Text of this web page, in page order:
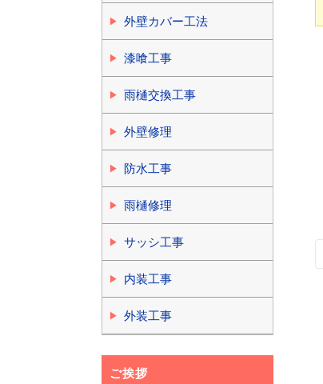
外壁カバー工法
漆喰工事
雨樋交換工事
外壁修理
防水工事
雨樋修理
サッシ工事
内装工事
外装工事
ご挨拶